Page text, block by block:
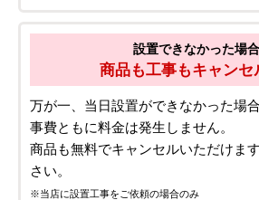
設置できなかった場
商品も工事もキャンセ
万が一、当日設置ができなかった場
事費ともに料金は発生しません。
商品も無料でキャンセルいただけま
さい。
※当店に設置工事をご依頼の場合のみ